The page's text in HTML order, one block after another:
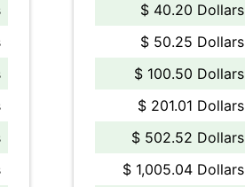
$ 40.20 Dollars
$ 50.25 Dollars
$ 100.50 Dollars
$ 201.01 Dollars
$ 502.52 Dollars
$ 1,005.04 Dollars